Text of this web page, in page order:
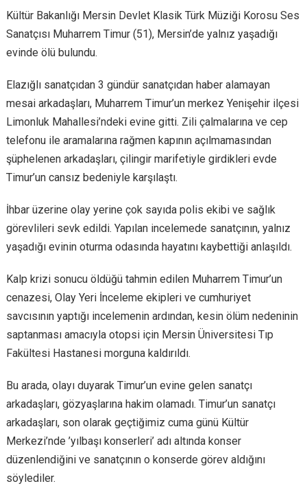
Kültür Bakanlığı Mersin Devlet Klasik Türk Müziği Korosu Ses
Sanatçısı Muharrem Timur (51), Mersin’de yalnız yaşadığı
evinde ölü bulundu.
Elazığlı sanatçıdan 3 gündür sanatçıdan haber alamayan
mesai arkadaşları, Muharrem Timur’un merkez Yenişehir ilçesi
Limonluk Mahallesi’ndeki evine gitti. Zili çalmalarına ve cep
telefonu ile aramalarına rağmen kapının açılmamasından
şüphelenen arkadaşları, çilingir marifetiyle girdikleri evde
Timur’un cansız bedeniyle karşılaştı.
İhbar üzerine olay yerine çok sayıda polis ekibi ve sağlık
görevlileri sevk edildi. Yapılan incelemede sanatçının, yalnız
yaşadığı evinin oturma odasında hayatını kaybettiği anlaşıldı.
Kalp krizi sonucu öldüğü tahmin edilen Muharrem Timur’un
cenazesi, Olay Yeri İnceleme ekipleri ve cumhuriyet
savcısının yaptığı incelemenin ardından, kesin ölüm nedeninin
saptanması amacıyla otopsi için Mersin Üniversitesi Tıp
Fakültesi Hastanesi morguna kaldırıldı.
Bu arada, olayı duyarak Timur’un evine gelen sanatçı
arkadaşları, gözyaşlarına hakim olamadı. Timur’un sanatçı
arkadaşları, son olarak geçtiğimiz cuma günü Kültür
Merkezi’nde ’yılbaşı konserleri’ adı altında konser
düzenlendiğini ve sanatçının o konserde görev aldığını
söylediler.